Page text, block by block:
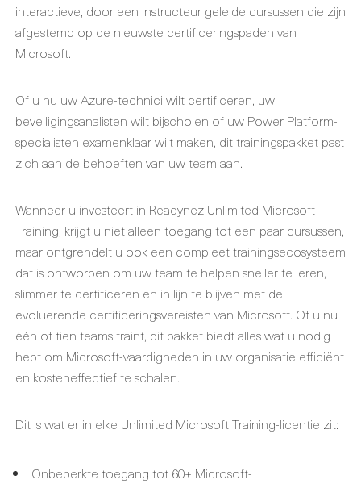
interactieve, door een instructeur geleide cursussen die zijn
afgestemd op de nieuwste certificeringspaden van
Microsoft.
Of u nu uw Azure-technici wilt certificeren, uw
beveiligingsanalisten wilt bijscholen of uw Power Platform-
specialisten examenklaar wilt maken, dit trainingspakket past
zich aan de behoeften van uw team aan.
Wanneer u investeert in Readynez Unlimited Microsoft
Training, krijgt u niet alleen toegang tot een paar cursussen,
maar ontgrendelt u ook een compleet trainingsecosysteem
dat is ontworpen om uw team te helpen sneller te leren,
slimmer te certificeren en in lijn te blijven met de
evoluerende certificeringsvereisten van Microsoft. Of u nu
één of tien teams traint, dit pakket biedt alles wat u nodig
hebt om Microsoft-vaardigheden in uw organisatie efficiënt
en kosteneffectief te schalen.
Dit is wat er in elke Unlimited Microsoft Training-licentie zit:
Onbeperkte toegang tot 60+ Microsoft-